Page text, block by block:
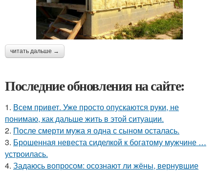
читать дальше →
Последние обновления на сайте:
1. Всем привет. Уже просто опускаются руки, не
понимаю, как дальше жить в этой ситуации.
2. После смерти мужа я одна с сыном осталась.
3. Брошенная невеста сиделкой к богатому мужчине …
устроилась.
4. Задаюсь вопросом: осознают ли жёны, вернувшие